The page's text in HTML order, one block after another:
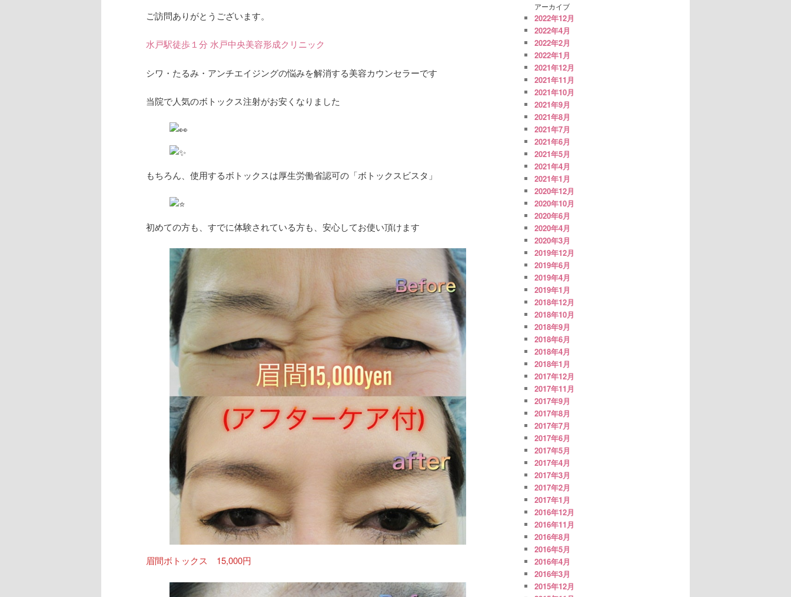
ご訪問ありがとうございます。
水戸駅徒歩１分 水戸中央美容形成クリニック
シワ・たるみ・アンチエイジングの悩みを解消する美容カウンセラーです
当院で人気のボトックス注射がお安くなりました
もちろん、使用するボトックスは厚生労働省認可の「ボトックスビスタ」
初めての方も、すでに体験されている方も、安心してお使い頂けます
眉間ボトックス 15,000円
アーカイブ
2022年12月
2022年4月
2022年2月
2022年1月
2021年12月
2021年11月
2021年10月
2021年9月
2021年8月
2021年7月
2021年6月
2021年5月
2021年4月
2021年1月
2020年12月
2020年10月
2020年6月
2020年4月
2020年3月
2019年12月
2019年6月
2019年4月
2019年1月
2018年12月
2018年10月
2018年9月
2018年6月
2018年4月
2018年1月
2017年12月
2017年11月
2017年9月
2017年8月
2017年7月
2017年6月
2017年5月
2017年4月
2017年3月
2017年2月
2017年1月
2016年12月
2016年11月
2016年8月
2016年5月
2016年4月
2016年3月
2015年12月